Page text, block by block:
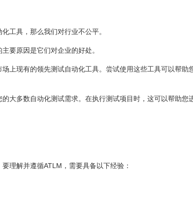
工具，那么我们对行业不公平。
要原因是它们对企业的好处。
上现有的领先测试自动化工具。尝试使用这些工具可以帮助
大多数自动化测试需求。在执行测试项目时，这可以帮助您
理解并遵循ATLM，需要具备以下经验：